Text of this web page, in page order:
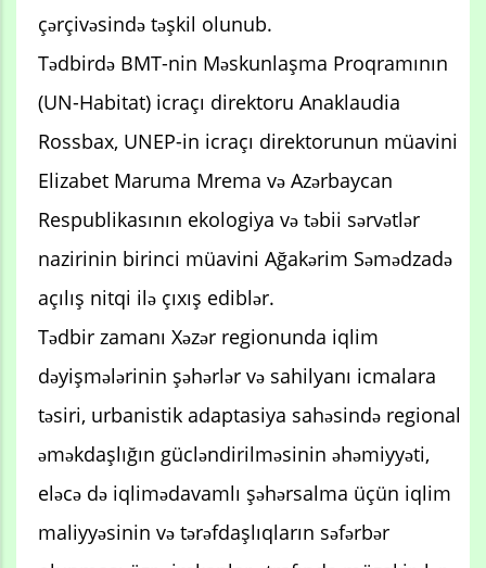
çərçivəsində təşkil olunub.
Tədbirdə BMT-nin Məskunlaşma Proqramının
(UN-Habitat) icraçı direktoru Anaklaudia
Rossbax, UNEP-in icraçı direktorunun müavini
Elizabet Maruma Mrema və Azərbaycan
Respublikasının ekologiya və təbii sərvətlər
nazirinin birinci müavini Ağakərim Səmədzadə
açılış nitqi ilə çıxış ediblər.
Tədbir zamanı Xəzər regionunda iqlim
dəyişmələrinin şəhərlər və sahilyanı icmalara
təsiri, urbanistik adaptasiya sahəsində regional
əməkdaşlığın gücləndirilməsinin əhəmiyyəti,
eləcə də iqlimədavamlı şəhərsalma üçün iqlim
maliyyəsinin və tərəfdaşlıqların səfərbər